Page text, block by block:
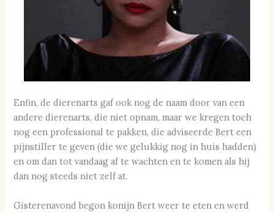
Enfin, de dierenarts gaf ook nog de naam door van een
andere dierenarts, die niet opnam, maar we kregen toch
nog een professional te pakken, die adviseerde Bert een
pijnstiller te geven (die we gelukkig nog in huis hadden)
en om dan tot vandaag af te wachten en te komen als hij
dan nog steeds niet zelf at.
Gisterenavond begon konijn Bert weer te eten en werd